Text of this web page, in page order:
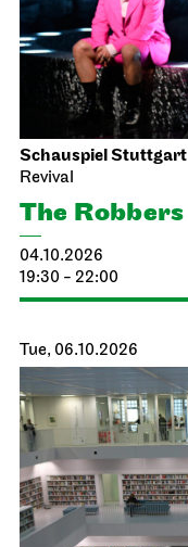
Schauspiel Stuttgart
Revival
The Robbers
04.10.2026
19:30 - 22:00
Tue, 06.10.2026